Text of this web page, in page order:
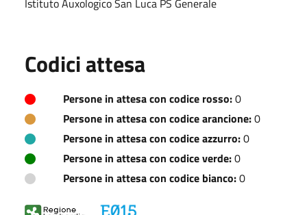
Codici attesa
Persone in attesa con codice rosso:0
Persone in attesa con codice arancione:0
Persone in attesa con codice azzurro:0
Persone in attesa con codice verde:0
Persone in attesa con codice bianco:0